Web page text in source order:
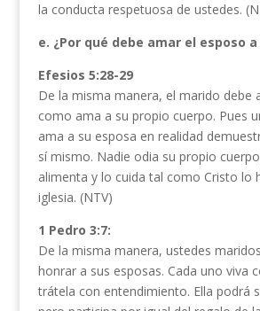
la conducta respetuosa de ustedes.
e. ¿Por qué debe amar el esposo
Efesios 5:28-29
De la misma manera, el marido debe
como ama a su propio cuerpo. Pues
ama a su esposa en realidad
sí mismo. Nadie odia su propio
alimenta y lo cuida tal como Cristo lo
iglesia. (NTV)
1 Pedro 3:7:
De la misma manera, ustedes
honrar a sus esposas. Cada uno viva
trátela con entendimiento. Ella podrá